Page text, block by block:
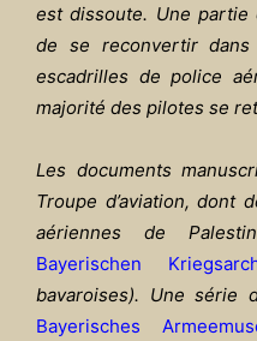
est dissoute. Une partie
de se reconvertir dans
escadrilles de police
majorité des pilotes se
Les documents
Troupe d’aviation, dont
aériennes de
Bayerischen
bavaroises). Une série
Bayerisches